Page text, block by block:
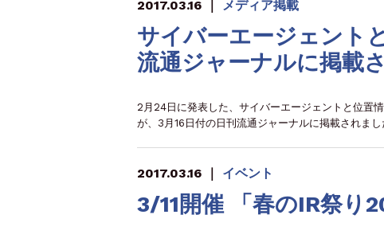
2017.03.16 ｜ メディア掲載
サイバーエージェント
流通ジャーナルに掲載
2月24日に発表した、サイバーエージェントと位置
が、3月16日付の日刊流通ジャーナルに掲載されまし
2017.03.16 ｜ イベント
3/11開催 「春のIR祭り